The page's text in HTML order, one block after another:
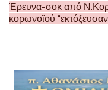
Έρευνα-σοκ από
κορωνοϊού